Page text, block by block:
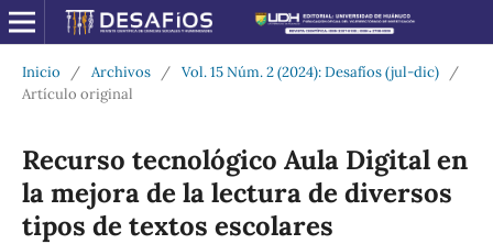
Inicio / Archivos / Vol. 15 Núm. 2 (2024): Desafíos (jul-dic)
/
Artículo original
Recurso tecnológico Aula Digital en
la mejora de la lectura de diversos
tipos de textos escolares